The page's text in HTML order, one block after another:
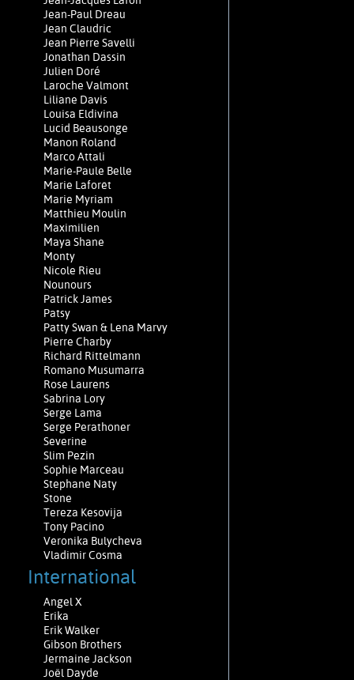
Jean-Paul Dreau
Jean Claudric
Jean Pierre Savelli
Jonathan Dassin
Julien Doré
Laroche Valmont
Liliane Davis
Louisa Eldivina
Lucid Beausonge
Manon Roland
Marco Attali
Marie-Paule Belle
Marie Laforêt
Marie Myriam
Matthieu Moulin
Maximilien
Maya Shane
Monty
Nicole Rieu
Nounours
Patrick James
Patsy
Patty Swan & Lena Marvy
Pierre Charby
Richard Rittelmann
Romano Musumarra
Rose Laurens
Sabrina Lory
Serge Lama
Serge Perathoner
Severine
Slim Pezin
Sophie Marceau
Stephane Naty
Stone
Tereza Kesovija
Tony Pacino
Veronika Bulycheva
Vladimir Cosma
International
Angel X
Erika
Erik Walker
Gibson Brothers
Jermaine Jackson
Joël Dayde